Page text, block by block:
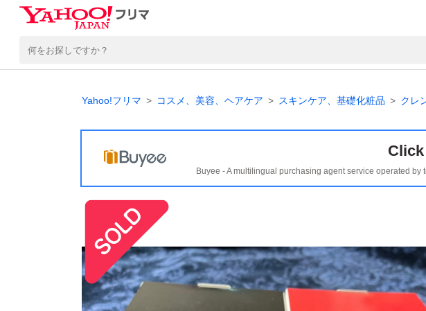
Yahoo!フリマ コスメ、美容、ヘアケア スキンケア、基礎化粧品 クレ
Buyee - A multilingual purchasing agent service operated